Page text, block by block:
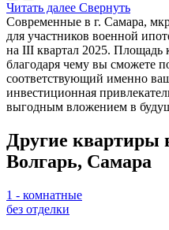
Читать далее Свернуть
Современные в г. Самара,
для участников военной
на III квартал 2025. Площадь
благодаря чему вы сможете
соответствующий именно
инвестиционная
выгодным вложением в
Другие
Волгарь, Самара
1 - комнатные
без отделки